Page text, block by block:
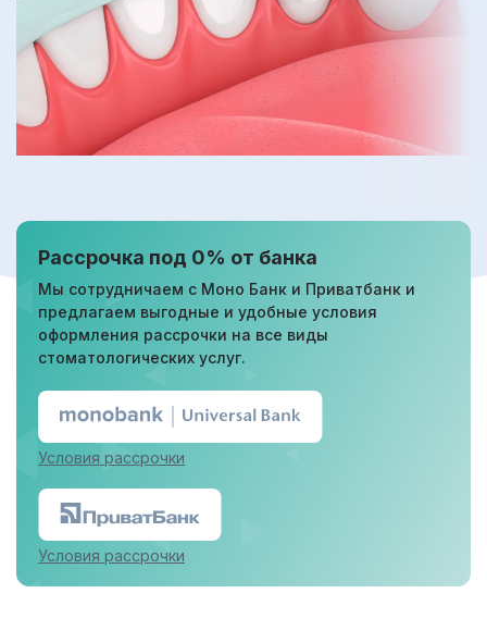
Рассрочка под 0% от банка
Мы сотрудничаем с Моно Банк и Приватбанк и
предлагаем выгодные и удобные условия
оформления рассрочки на все виды
стоматологических услуг.
Условия рассрочки
Условия рассрочки